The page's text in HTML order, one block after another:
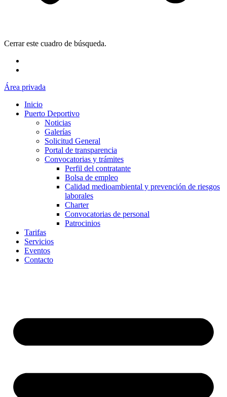
Cerrar este cuadro de búsqueda.
Área privada
Inicio
Puerto Deportivo
Noticias
Galerías
Solicitud General
Portal de transparencia
Convocatorias y trámites
Perfil del contratante
Bolsa de empleo
Calidad medioambiental y prevención de riesgos
laborales
Charter
Convocatorias de personal
Patrocinios
Tarifas
Servicios
Eventos
Contacto